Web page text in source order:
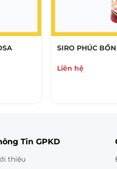
SIRO PHÚC
Liên hệ
Tin GPKD
thiệu